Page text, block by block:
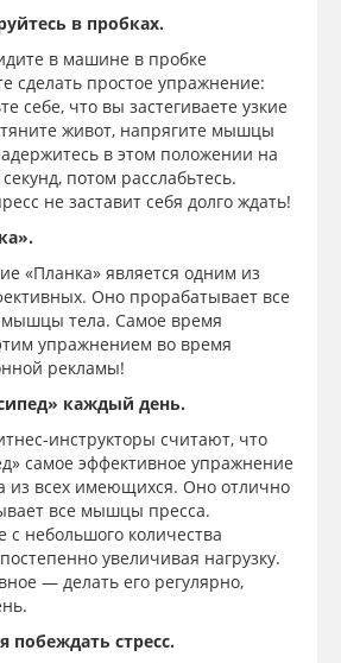
в пробках.
в машине в пробке
сделать простое упражнение:
себе, что вы застегиваете узкие
живот, напрягите мышцы
в этом положении на
потом расслабьтесь.
не заставит себя долго ждать!
«Планка» является одним из
Оно прорабатывает все
тела. Самое время
упражнением во время
рекламы!
каждый день.
инструкторы считают, что
самое эффективное упражнение
из всех имеющихся. Оно отлично
все мышцы пресса.
с небольшого количества
увеличивая нагрузку.
— делать его регулярно,
побеждать стресс.